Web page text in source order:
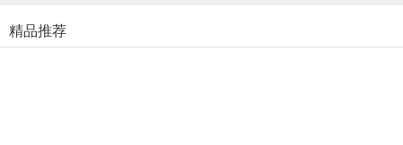
精品推荐